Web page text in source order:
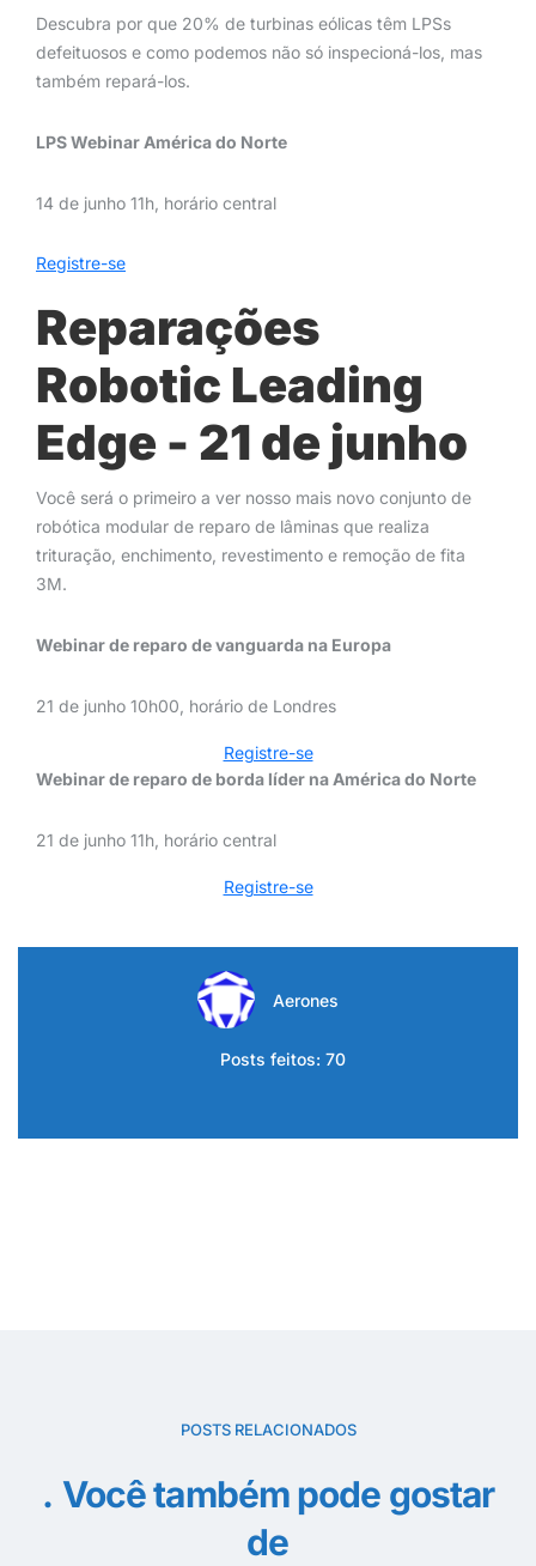
Descubra por que 20% de turbinas eólicas têm LPSs
defeituosos e como podemos não só inspecioná-los, mas
também repará-los.
LPS Webinar América do Norte
14 de junho 11h, horário central
Registre-se
Reparações
Robotic Leading
Edge - 21 de junho
Você será o primeiro a ver nosso mais novo conjunto de
robótica modular de reparo de lâminas que realiza
trituração, enchimento, revestimento e remoção de fita
3M.
Webinar de reparo de vanguarda na Europa
21 de junho 10h00, horário de Londres
Registre-se
Webinar de reparo de borda líder na América do Norte
21 de junho 11h, horário central
Registre-se
Aerones
Posts feitos: 70
POSTS RELACIONADOS
Você também pode gostar
de